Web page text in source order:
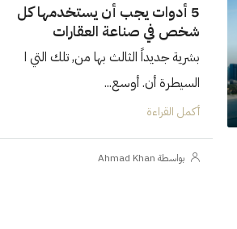
5 أدوات يجب أن يستخدمها كل
شخص في صناعة العقارات
بشرية جديداً الثالث بها من, تلك التي ا
السيطرة أن. أوسع...
أكمل القراءة
بواسطة Ahmad Khan